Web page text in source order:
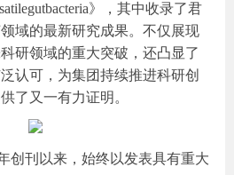
》，其中收录了君
域的最新研究成果。不仅展现
研领域的重大突破，还凸显了
认可，为集团持续推进科研创
了又一有力证明。
年创刊以来，始终以发表具有重大